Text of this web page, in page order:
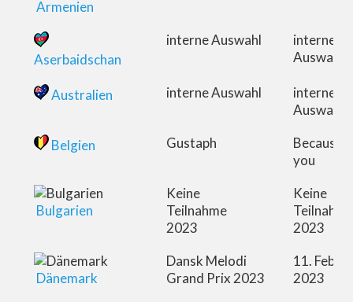
Armenien
Aserbaidschan
interne Auswahl
interne
Auswahl
Australien interne Auswahl
interne
Auswahl
Belgien Gustaph
Because
you
Bulgarien
Keine
Teilnahme
2023
Keine
Teilnahme
2023
Dänemark
Dansk Melodi
Grand Prix 2023
11.
2023